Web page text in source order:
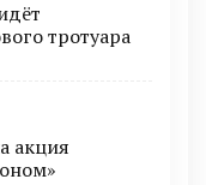
тротуара
акция